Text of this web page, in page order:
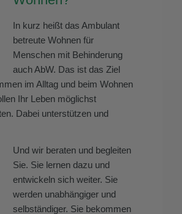
In kurz heißt das Ambulant
betreute Wohnen für
Menschen mit Behinderung
auch AbW. Das ist das Ziel
im Alltag und beim Wohnen
Ihr Leben möglichst
Dabei unterstützen und
Und wir beraten und begleiten
Sie. Sie lernen dazu und
entwickeln sich weiter. Sie
werden unabhängiger und
selbständiger. Sie bekommen